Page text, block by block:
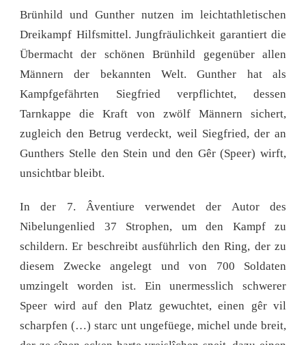
Brünhild und Gunther nutzen im leichtathletischen
Dreikampf Hilfsmittel. Jungfräulichkeit garantiert die
Übermacht der schönen Brünhild gegenüber allen
Männern der bekannten Welt. Gunther hat als
Kampfgefährten Siegfried verpflichtet, dessen
Tarnkappe die Kraft von zwölf Männern sichert,
zugleich den Betrug verdeckt, weil Siegfried, der an
Gunthers Stelle den Stein und den Gêr (Speer) wirft,
unsichtbar bleibt.
In der 7. Âventiure verwendet der Autor des
Nibelungenlied 37 Strophen, um den Kampf zu
schildern. Er beschreibt ausführlich den Ring, der zu
diesem Zwecke angelegt und von 700 Soldaten
umzingelt worden ist. Ein unermesslich schwerer
Speer wird auf den Platz gewuchtet, einen gêr vil
scharpfen (…) starc unt ungefüege, michel unde breit,